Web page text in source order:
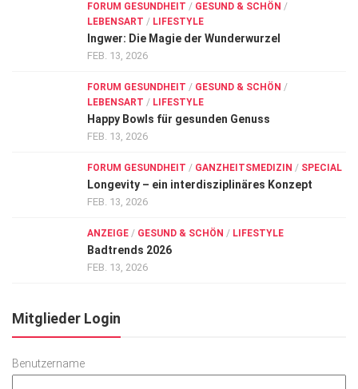
FORUM GESUNDHEIT / GESUND & SCHÖN /
LEBENSART / LIFESTYLE
Ingwer: Die Magie der Wunderwurzel
FEB. 13, 2026
FORUM GESUNDHEIT / GESUND & SCHÖN /
LEBENSART / LIFESTYLE
Happy Bowls für gesunden Genuss
FEB. 13, 2026
FORUM GESUNDHEIT / GANZHEITSMEDIZIN / SPECIAL
Longevity – ein interdisziplinäres Konzept
FEB. 13, 2026
ANZEIGE / GESUND & SCHÖN / LIFESTYLE
Badtrends 2026
FEB. 13, 2026
Mitglieder Login
Benutzername